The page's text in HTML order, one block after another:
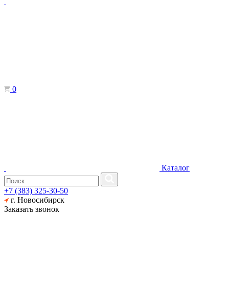
0
Каталог
+7 (383) 325-30-50
г. Новосибирск
Заказать звонок